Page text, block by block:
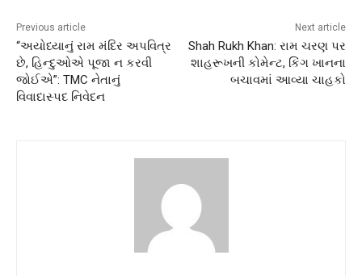
Previous article
“અયોધ્યાનું રામ મંદિર અપવિત્ર
છે, હિન્દુઓએ પૂજા ન કરવી
જોઈએ”: TMC નેતાનું
વિવાદાસ્પદ નિવેદન
Next article
Shah Rukh Khan: રામ ચરણ પર
શાહરૂખની કોમેન્ટ, કિંગ ખાનના
બચાવમાં આવ્યા ચાહકો